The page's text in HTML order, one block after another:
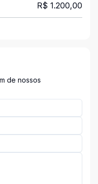
R$ 1.200,00
de nossos